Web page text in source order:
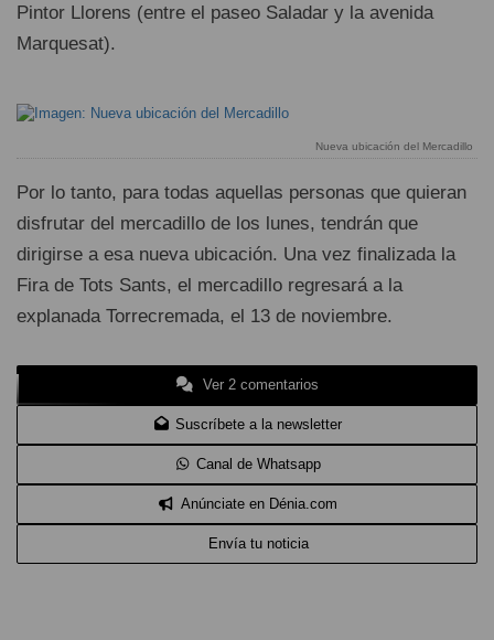
Pintor Llorens (entre el paseo Saladar y la avenida
Marquesat).
Nueva ubicación del Mercadillo
Por lo tanto, para todas aquellas personas que quieran
disfrutar del mercadillo de los lunes, tendrán que
dirigirse a esa nueva ubicación. Una vez finalizada la
Fira de Tots Sants, el mercadillo regresará a la
explanada Torrecremada, el 13 de noviembre.
Ver 2 comentarios
Suscríbete a la newsletter
Canal de Whatsapp
Anúnciate en Dénia.com
Envía tu noticia